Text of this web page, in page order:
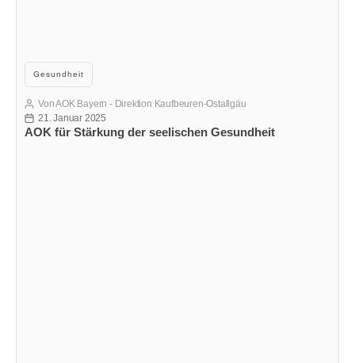
Kategorien
Gesundheit
AOK für Stärkung der seelischen Gesundheit
Beitragsautor
VonAOK Bayern - Direktion Kaufbeuren-Ostallgäu
Veröffentlichungsdatum
21. Januar 2025